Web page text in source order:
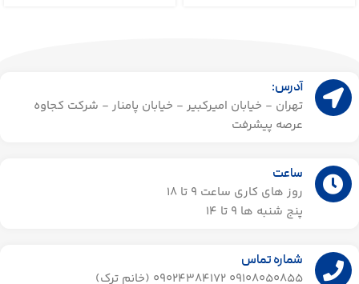
آدرس:
تهران - خیابان امیرکبیر - خیابان پامنار - شرکت کجاوه
عرصه پیشرفت
ساعت
روز های کاری ساعت ۹ تا 18
پنج شنبه ها 9 تا 14​
شماره تماس
09108050855 09024384172 (خانم ترک)